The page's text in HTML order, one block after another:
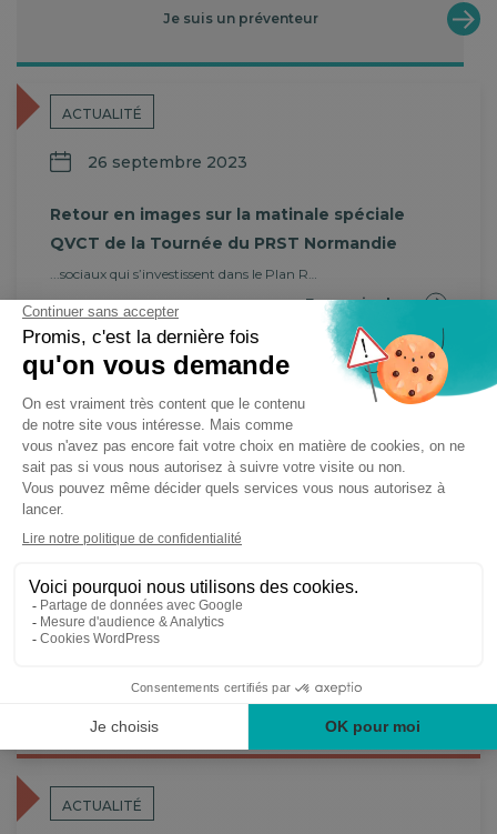
Je suis un préventeur
ACTUALITÉ
26 septembre 2023
Retour en images sur la matinale spéciale
QVCT de la Tournée du PRST Normandie
...sociaux qui s’investissent dans le Plan R…
En savoir plus
PRST 4
Violences Sexistes et Sexuelles au Travail : Affiches
S'informer
Octobre Rose : une vidéo pour mieux
accompagner le retour au travail après un
...comment repérer une situation de MCE dan…
En savoir plus
ACTUALITÉ